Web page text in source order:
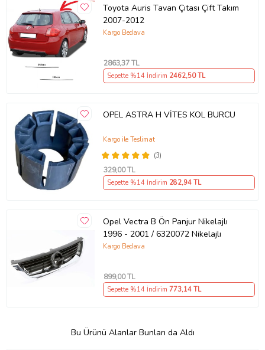
Toyota Auris Tavan Çıtası Çift Takım
2007-2012
Kargo Bedava
2863,37 TL
Sepette %14 İndirim 2462,50 TL
OPEL ASTRA H VİTES KOL BURCU
(3)
Kargo ile Teslimat
329,00 TL
Sepette %14 İndirim 282,94 TL
Opel Vectra B Ön Panjur Nikelajlı
1996 - 2001 / 6320072 Nikelajlı
Kargo Bedava
899,00 TL
Sepette %14 İndirim 773,14 TL
Bu Ürünü Alanlar Bunları da Aldı